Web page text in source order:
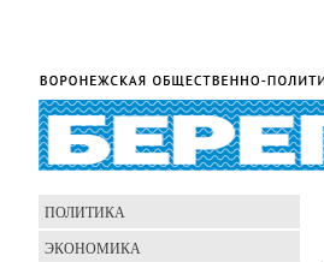
ПОЛИТИКА
ЭКОНОМИКА